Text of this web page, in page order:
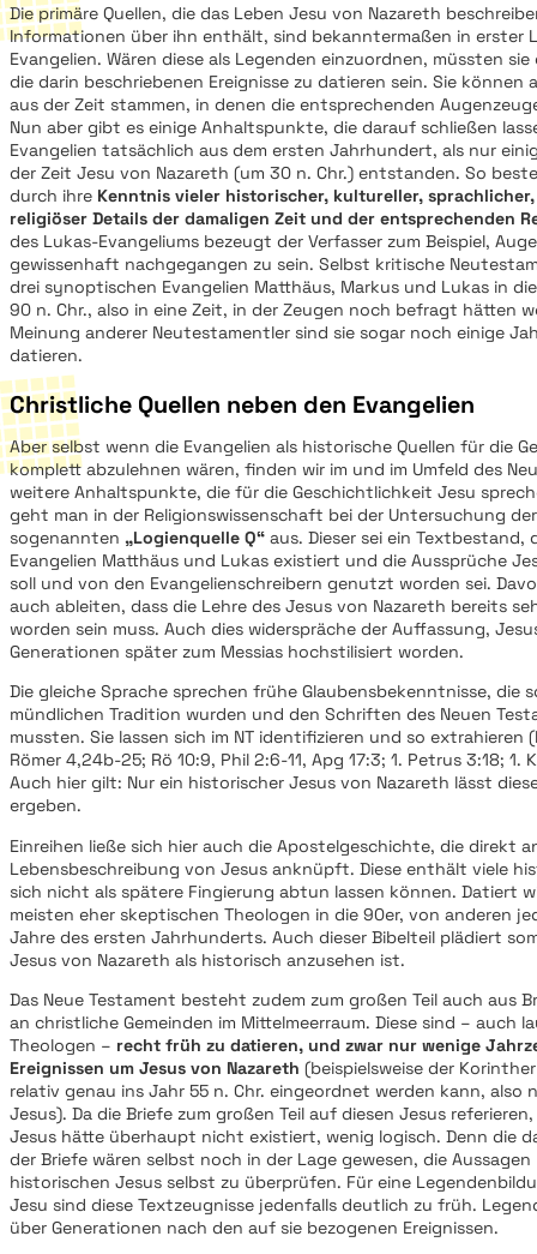
Die primäre Quellen, die das Leben Jesu von Nazareth
Informationen über ihn enthält, sind bekanntermaßen in erster
Evangelien. Wären diese als Legenden einzuordnen, müssten
die darin beschriebenen Ereignisse zu datieren sein. Sie
aus der Zeit stammen, in denen die entsprechenden
Nun aber gibt es einige Anhaltspunkte, die darauf schließen
Evangelien tatsächlich aus dem ersten Jahrhundert, als nur
der Zeit Jesu von Nazareth (um 30 n. Chr.) entstanden. So
durch ihre Kenntnis vieler historischer, kultureller,
religiöser Details der damaligen Zeit und der entsprechenden
des Lukas-Evangeliums bezeugt der Verfasser zum Beispiel,
gewissenhaft nachgegangen zu sein. Selbst kritische
drei synoptischen Evangelien Matthäus, Markus und Lukas in
90 n. Chr., also in eine Zeit, in der Zeugen noch befragt hätten
Meinung anderer Neutestamentler sind sie sogar noch einige
datieren.
Christliche Quellen neben den Evangelien
Aber selbst wenn die Evangelien als historische Quellen für die
komplett abzulehnen wären, finden wir im und im Umfeld des
weitere Anhaltspunkte, die für die Geschichtlichkeit Jesu
geht man in der Religionswissenschaft bei der Untersuchung
sogenannten „Logienquelle Q“ aus. Dieser sei ein Textbestand,
Evangelien Matthäus und Lukas existiert und die Aussprüche
soll und von den Evangelienschreibern genutzt worden sei.
auch ableiten, dass die Lehre des Jesus von Nazareth bereits
worden sein muss. Auch dies widerspräche der Auffassung,
Generationen später zum Messias hochstilisiert worden.
Die gleiche Sprache sprechen frühe Glaubensbekenntnisse, die
mündlichen Tradition wurden und den Schriften des Neuen
mussten. Sie lassen sich im NT identifizieren und so extrahieren
Römer 4,24b-25; Rö 10:9, Phil 2:6-11, Apg 17:3; 1. Petrus 3:18; 1.
Auch hier gilt: Nur ein historischer Jesus von Nazareth lässt
ergeben.
Einreihen ließe sich hier auch die Apostelgeschichte, die direkt
Lebensbeschreibung von Jesus anknüpft. Diese enthält viele
sich nicht als spätere Fingierung abtun lassen können. Datiert
meisten eher skeptischen Theologen in die 90er, von anderen
Jahre des ersten Jahrhunderts. Auch dieser Bibelteil plädiert
Jesus von Nazareth als historisch anzusehen ist.
Das Neue Testament besteht zudem zum großen Teil auch aus
an christliche Gemeinden im Mittelmeerraum. Diese sind – auch
Theologen – recht früh zu datieren, und zwar nur wenige
Ereignissen um Jesus von Nazareth (beispielsweise der
relativ genau ins Jahr 55 n. Chr. eingeordnet werden kann, also
Jesus). Da die Briefe zum großen Teil auf diesen Jesus
Jesus hätte überhaupt nicht existiert, wenig logisch. Denn die
der Briefe wären selbst noch in der Lage gewesen, die
historischen Jesus selbst zu überprüfen. Für eine
Jesu sind diese Textzeugnisse jedenfalls deutlich zu früh.
über Generationen nach den auf sie bezogenen Ereignissen.